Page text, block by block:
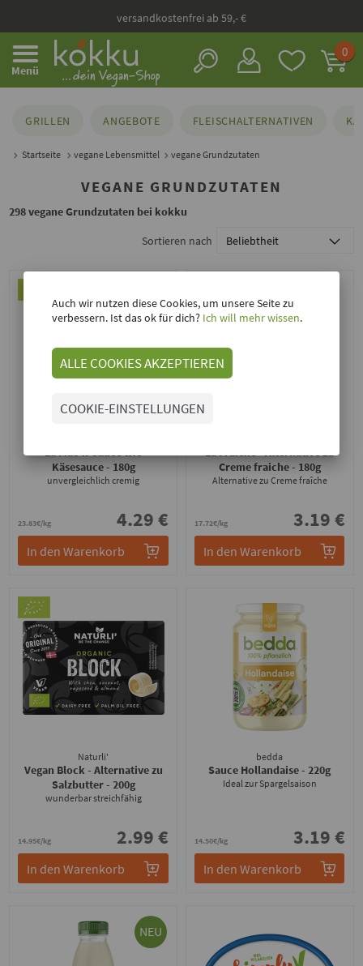
versandkostenfrei ab 59,- €
Menü
0
GRILLEN ANGEBOTE FLEISCHALTERNATIVEN
Startseite vegane Lebensmittel vegane Grundzutaten
VEGANE GRUNDZUTATEN
298 vegane Grundzutaten bei kokku
Sortieren nach
Käsesauce- 180g
unvergleichlich cremig
23.83€/kg 4.29 €
In den Warenkorb
Creme fraiche- 180g
Alternative zu Creme fraîche
17.72€/kg 3.19 €
In den Warenkorb
Naturli'
Vegan Block - Alternative zu
Salzbutter- 200g
wunderbar streichfähig
14.95€/kg 2.99 €
In den Warenkorb
bedda
Sauce Hollandaise- 220g
Ideal zur Spargelsaison
14.50€/kg 3.19 €
In den Warenkorb
NEU
Auch wir nutzen diese Cookies, um unsere Seite zu
verbessern. Ist das ok für dich? Ich will mehr wissen.
ALLE COOKIES AKZEPTIEREN
COOKIE-EINSTELLUNGEN